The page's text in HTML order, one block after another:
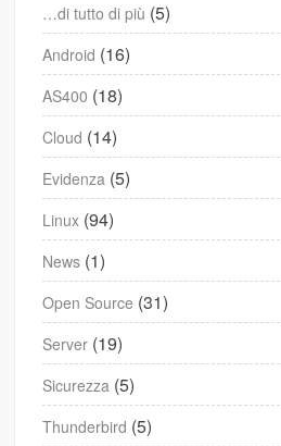
…di tutto di più (5)
Android (16)
AS400 (18)
Cloud (14)
Evidenza (5)
Linux (94)
News (1)
Open Source (31)
Server (19)
Sicurezza (5)
Thunderbird (5)